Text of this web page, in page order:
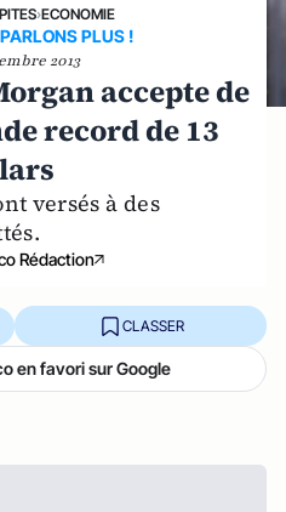
›ECONOMIE
PLUS !
2013
accepte de
record de 13
versés à des
Rédaction
CLASSER
en favori sur Google